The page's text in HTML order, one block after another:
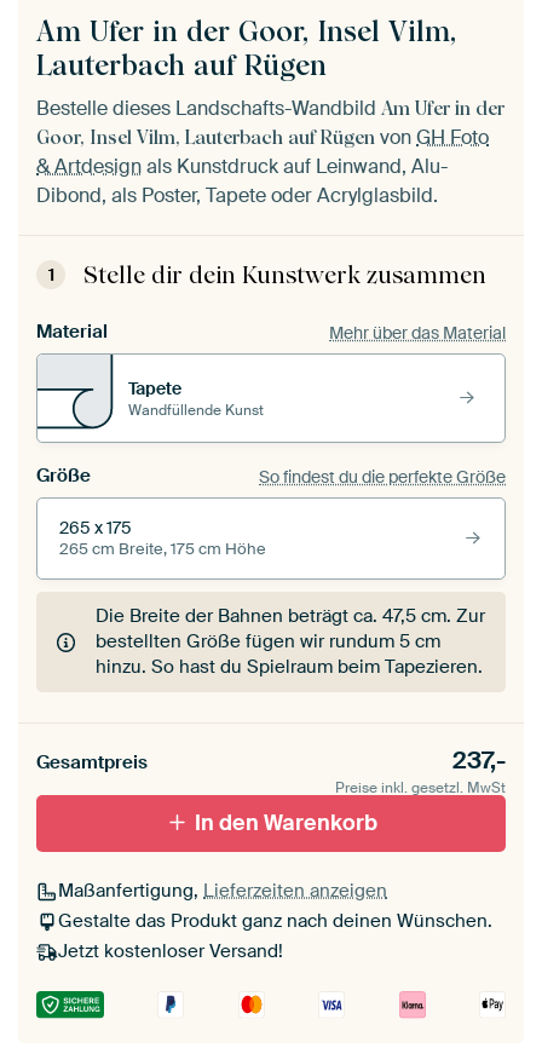
Am Ufer in der Goor, Insel Vilm,
Lauterbach auf Rügen
Bestelle dieses Landschafts-Wandbild Am Ufer in der
Goor, Insel Vilm, Lauterbach auf Rügen vonGH Foto
& Artdesignals Kunstdruck auf Leinwand, Alu-
Dibond, als Poster, Tapete oder Acrylglasbild.
1 Stelle dir dein Kunstwerk zusammen
Material Mehr über das Material
Tapete
Wandfüllende Kunst
Größe So findest du die perfekte Größe
265 x 175
265 cm Breite, 175 cm Höhe
Die Breite der Bahnen beträgt ca.47,5 cm. Zur
bestellten Größe fügen wir rundum 5 cm
hinzu. So hast du Spielraum beim Tapezieren.
Gesamtpreis 237,-
Preise inkl. gesetzl. MwSt
In den Warenkorb
Maßanfertigung, Lieferzeiten anzeigen
Gestalte das Produkt ganz nach deinen Wünschen.
Jetzt kostenloser Versand!